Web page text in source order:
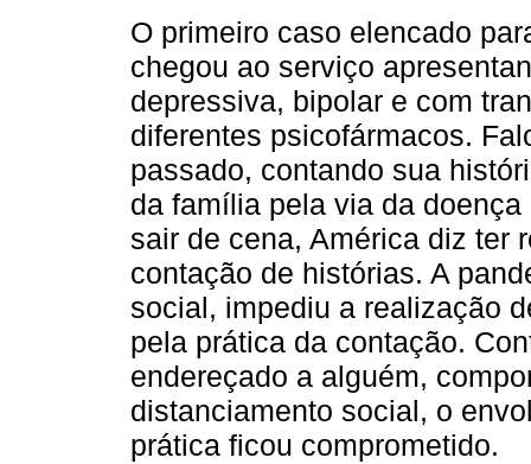
O primeiro caso elencado
chegou ao serviço
depressiva, bipolar e com
diferentes psicofármacos.
passado, contando sua
da família pela via da
sair de cena, América diz ter
contação de histórias. A
social, impediu a realização
pela prática da contação.
endereçado a alguém,
distanciamento social, o
prática ficou comprometido.